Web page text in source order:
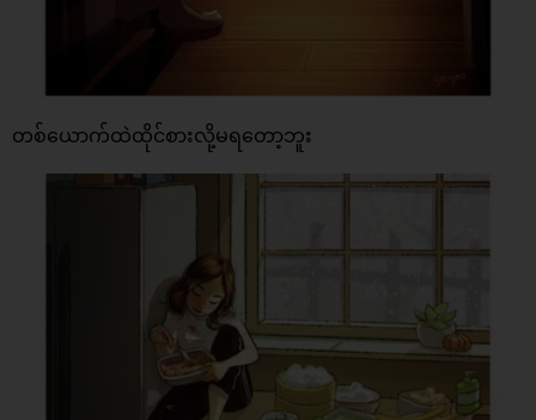
တစ်ယောက်ထဲထိုင်စားလို့မရတော့ဘူး